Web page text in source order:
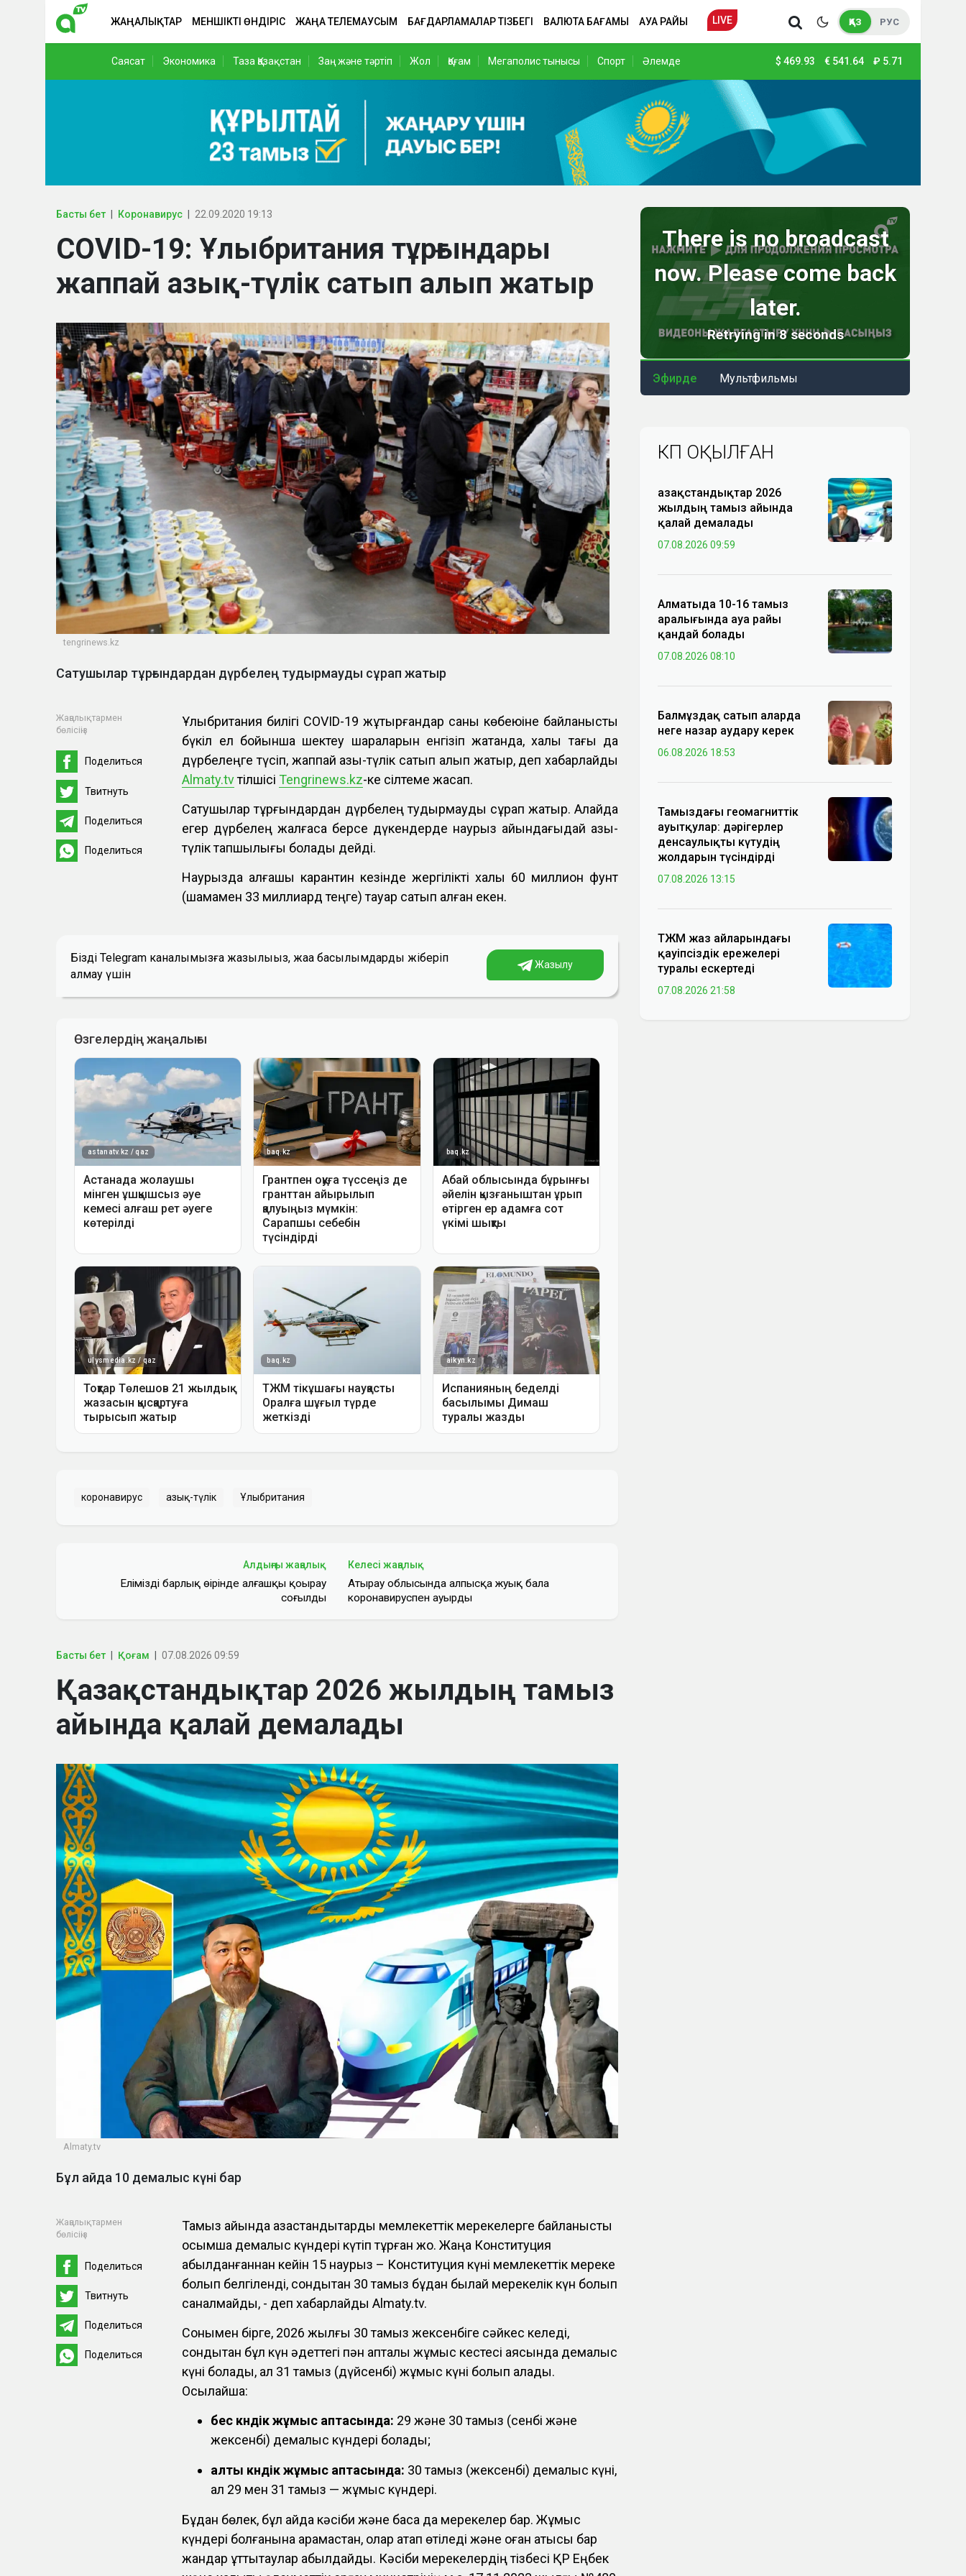
ЖАҢАЛЫҚТАР МЕНШІКТІ ӨНДІРІС ЖАҢА ТЕЛЕМАУСЫМ БАҒДАРЛАМАЛАР ТІЗБЕГІ ВАЛЮТА БАҒАМЫ АУА РАЙЫ LIVE ҚАЗ РУС
Саясат Экономика Таза Қазақстан Заң және тәртіп Жол Қоғам Мегаполис тынысы Спорт Әлемде $ 469.93 € 541.64 ₽ 5.71
Басты бет Коронавирус 22.09.2020 19:13
COVID-19: Ұлыбритания тұрғындары
жаппай азық-түлік сатып алып жатыр
tengrinews.kz
Сатушылар тұрғындардан дүрбелең тудырмауды сұрап жатыр
Жаңалықтармен
бөлісіңіз
Поделиться
Твитнуть
Поделиться
Поделиться
Ұлыбритания билігі COVID-19 жұқтырғандар саны көбеюіне байланысты
бүкіл ел бойынша шектеу шараларын енгізіп жатқанда, халық тағы да
дүрбелеңге түсіп, жаппай азық-түлік сатып алып жатыр, деп хабарлайды
Almaty.tvтілшісі Tengrinews.kz-ке сілтеме жасап.
Сатушылар тұрғындардан дүрбелең тудырмауды сұрап жатыр. Алайда
егер дүрбелең жалғаса берсе дүкендерде наурыз айындағыдай азық-
түлік тапшылығы болады дейді.
Наурызда алғашқы карантин кезінде жергілікті халық 60 миллион фунт
(шамамен 33 миллиард теңге) тауар сатып алған екен.
Біздің Telegram каналымызға жазылыңыз, жаңа басылымдарды жіберіп
алмау үшін
Жазылу
коронавирус азық-түлік Ұлыбритания
Алдыңғы жаңалық
Еліміздің барлық өңірінде алғашқы қоңырау
соғылды
Келесі жаңалық
Атырау облысында алпысқа жуық бала
коронавируспен ауырды
Басты бет Қоғам 07.08.2026 09:59
Қазақстандықтар 2026 жылдың тамыз
айында қалай демалады
Almaty.tv
Бұл айда 10 демалыс күні бар
Жаңалықтармен
бөлісіңіз
Поделиться
Твитнуть
Поделиться
Поделиться
Тамыз айында қазақстандықтарды мемлекеттік мерекелерге байланысты
қосымша демалыс күндері күтіп тұрған жоқ. Жаңа Конституция
қабылданғаннан кейін 15 наурыз – Конституция күні мемлекеттік мереке
болып белгіленді, сондықтан 30 тамыз бұдан былай мерекелік күн болып
саналмайды, - деп хабарлайды Almaty.tv.
Сонымен бірге, 2026 жылғы 30 тамыз жексенбіге сәйкес келеді,
сондықтан бұл күн әдеттегі пән апталық жұмыс кестесі аясында демалыс
күні болады, ал 31 тамыз (дүйсенбі) жұмыс күні болып қалады.
Осылайша:
бес күндік жұмыс аптасында: 29 және 30 тамыз (сенбі және
жексенбі) демалыс күндері болады;
алты күндік жұмыс аптасында: 30 тамыз (жексенбі) демалыс күні,
ал 29 мен 31 тамыз — жұмыс күндері.
Бұдан бөлек, бұл айда кәсіби және басқа да мерекелер бар. Жұмыс
күндері болғанына қарамастан, олар атап өтіледі және оған қатысы бар
жандар құттықтаулар қабылдайды. Кәсіби мерекелердің тізбесі ҚР Еңбек
Эфирде Мультфильмы
КӨП ОҚЫЛҒАН
Қазақстандықтар 2026
жылдың тамыз айында
қалай демалады
07.08.2026 09:59
Алматыда 10-16 тамыз
аралығында ауа райы
қандай болады
07.08.2026 08:10
Балмұздақ сатып аларда
неге назар аудару керек
06.08.2026 18:53
Тамыздағы геомагниттік
ауытқулар: дәрігерлер
денсаулықты күтудің
жолдарын түсіндірді
07.08.2026 13:15
ТЖМ жаз айларындағы
қауіпсіздік ережелері
туралы ескертеді
07.08.2026 21:58